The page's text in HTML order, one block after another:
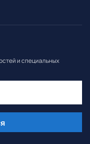
и специальных